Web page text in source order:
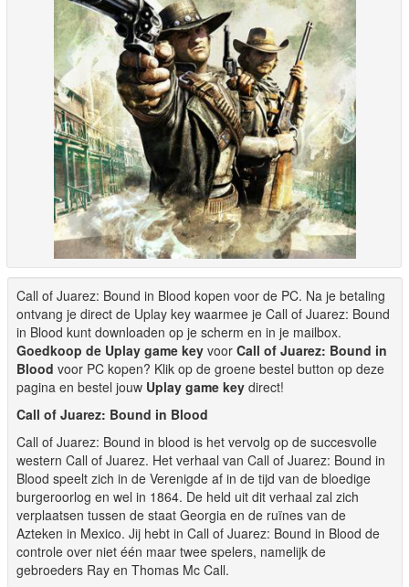
Call of Juarez: Bound in Blood kopen voor de PC. Na je betaling
ontvang je direct de Uplay key waarmee je Call of Juarez: Bound
in Blood kunt downloaden op je scherm en in je mailbox.
Goedkoop de Uplay game key voor Call of Juarez: Bound in
Blood voor PC kopen? Klik op de groene bestel button op deze
pagina en bestel jouw Uplay game key direct!
Call of Juarez: Bound in Blood
Call of Juarez: Bound in blood is het vervolg op de succesvolle
western Call of Juarez. Het verhaal van Call of Juarez: Bound in
Blood speelt zich in de Verenigde af in de tijd van de bloedige
burgeroorlog en wel in 1864. De held uit dit verhaal zal zich
verplaatsen tussen de staat Georgia en de ruïnes van de
Azteken in Mexico. Jij hebt in Call of Juarez: Bound in Blood de
controle over niet één maar twee spelers, namelijk de
gebroeders Ray en Thomas Mc Call.